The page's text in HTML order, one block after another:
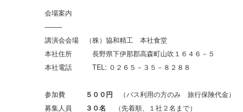
会場案内
——–
講演会会場 （株）協和精工 本社食堂
本社住所 長野県下伊那郡高森町山吹１６４６－５
本社電話 TEL: ０２６５－３５－８２８８
参加費 ５００円 （バス利用の方のみ 旅行保険代金）
募集人員
３０名 （先着順、１社２名まで）